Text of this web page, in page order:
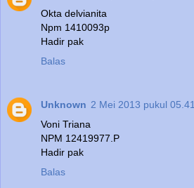
Okta delvianita
Npm 1410093p
Hadir pak
Balas
Unknown 2 Mei 2013 pukul 05.41
Voni Triana
NPM 12419977.P
Hadir pak
Balas